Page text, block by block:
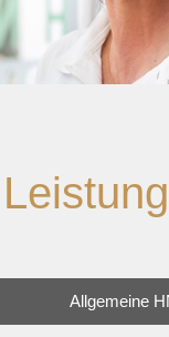
Allgemeine